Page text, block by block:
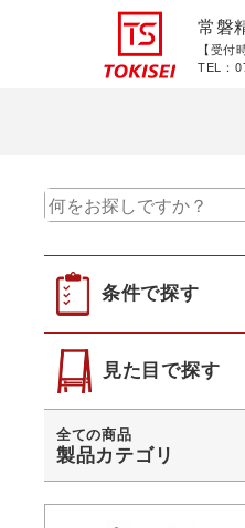
常磐
【受
TEL：
条件で探す
見た目で探す
全ての商品
製品カテゴリ